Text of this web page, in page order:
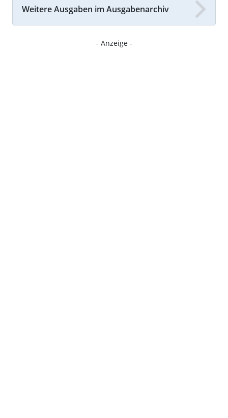
Weitere Ausgaben im Ausgabenarchiv
- Anzeige -